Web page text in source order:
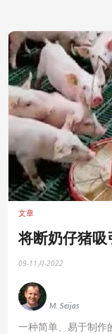
文章
将断奶仔猪
09-11月-2022
M. Seijas
一种简单、易于制作